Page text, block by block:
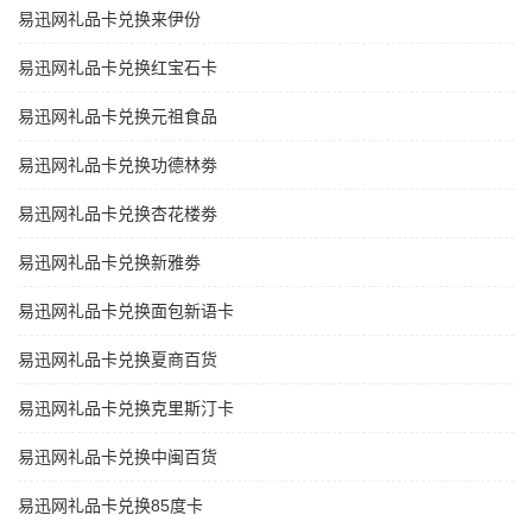
易迅网礼品卡兑换来伊份
易迅网礼品卡兑换红宝石卡
易迅网礼品卡兑换元祖食品
易迅网礼品卡兑换功德林劵
易迅网礼品卡兑换杏花楼劵
易迅网礼品卡兑换新雅劵
易迅网礼品卡兑换面包新语卡
易迅网礼品卡兑换夏商百货
易迅网礼品卡兑换克里斯汀卡
易迅网礼品卡兑换中闽百货
易迅网礼品卡兑换85度卡